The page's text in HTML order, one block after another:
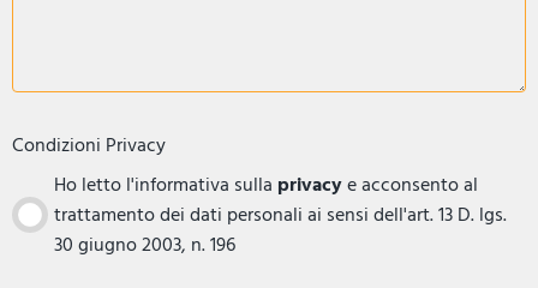
Condizioni Privacy
Ho letto l'informativa sulla privacye acconsento al
trattamento dei dati personali ai sensi dell'art. 13 D. lgs.
30 giugno 2003, n. 196